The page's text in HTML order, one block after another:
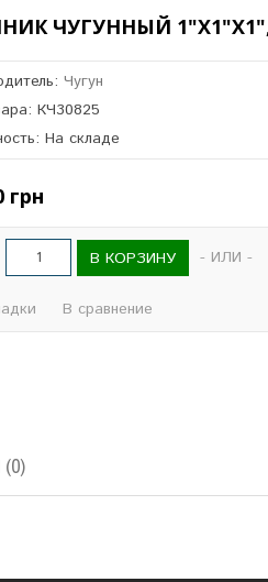
ЧУГУННЫЙ
Чугун
КЧ30825
На складе
грн
В КОРЗИНУ - ИЛИ -
В сравнение